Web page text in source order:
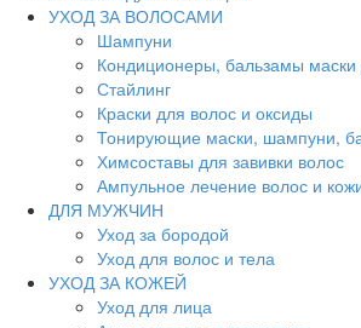
УХОД ЗА ВОЛОСАМИ
Шампуни
Кондиционеры, бальзамы маски
Стайлинг
Краски для волос и оксиды
Тонирующие маски, шампуни,
Химсоставы для завивки волос
Ампульное лечение волос и
ДЛЯ МУЖЧИН
Уход за бородой
Уход для волос и тела
УХОД ЗА КОЖЕЙ
Уход для лица